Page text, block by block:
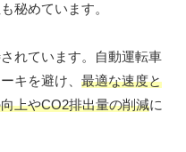
秘めています。
れています。自動運転車
キを避け、 最適な速度と
上やCO2排出量の削減に